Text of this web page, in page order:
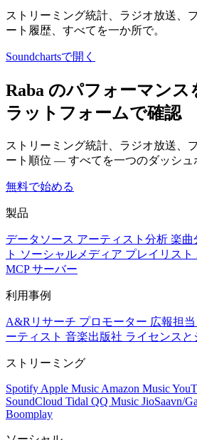
ストリーミング統計、ラジオ放送、
ート履歴、すべてを一か所で。
Soundchartsで開く
Raba のパフォーマン
ラットフォームで確認
ストリーミング統計、ラジオ放送、
ート順位 — すべてを一つのダッシュ
無料で始める
製品
データソース アーティスト分析 楽曲
ト ソーシャルメディア プレイリスト
MCP サーバー
利用事例
A&Rリサーチ プロモーター 広報担当
ーティスト 音楽出版社 ライセンスと
ストリーミング
Spotify Apple Music Amazon Music
SoundCloud Tidal QQ Music JioSaavn/
Boomplay